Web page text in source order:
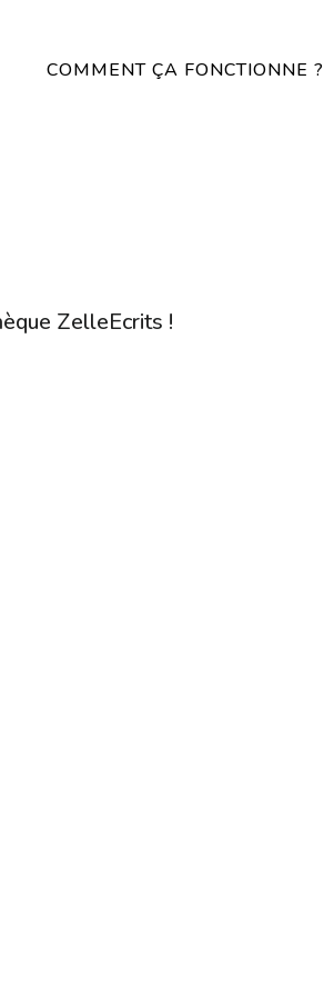
COMMENT ÇA FONCTIONNE ?
ZelleEcrits !